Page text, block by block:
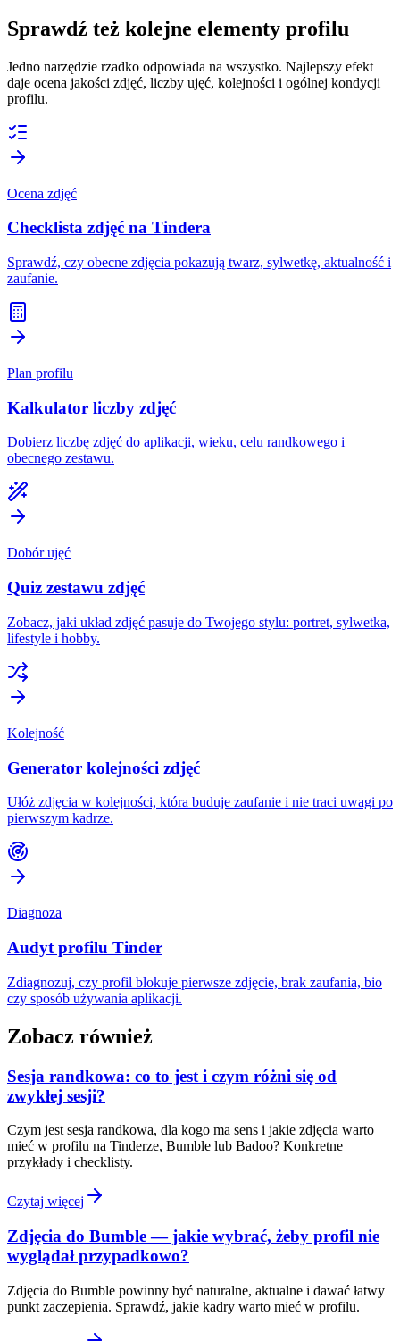
Sprawdź też kolejne elementy profilu
Jedno narzędzie rzadko odpowiada na wszystko. Najlepszy efekt
daje ocena jakości zdjęć, liczby ujęć, kolejności i ogólnej kondycji
profilu.
Ocena zdjęć
Checklista zdjęć na Tindera
Sprawdź, czy obecne zdjęcia pokazują twarz, sylwetkę, aktualność i
zaufanie.
Plan profilu
Kalkulator liczby zdjęć
Dobierz liczbę zdjęć do aplikacji, wieku, celu randkowego i
obecnego zestawu.
Dobór ujęć
Quiz zestawu zdjęć
Zobacz, jaki układ zdjęć pasuje do Twojego stylu: portret, sylwetka,
lifestyle i hobby.
Kolejność
Generator kolejności zdjęć
Ułóż zdjęcia w kolejności, która buduje zaufanie i nie traci uwagi po
pierwszym kadrze.
Diagnoza
Audyt profilu Tinder
Zdiagnozuj, czy profil blokuje pierwsze zdjęcie, brak zaufania, bio
czy sposób używania aplikacji.
Zobacz również
Sesja randkowa: co to jest i czym różni się od
zwykłej sesji?
Czym jest sesja randkowa, dla kogo ma sens i jakie zdjęcia warto
mieć w profilu na Tinderze, Bumble lub Badoo? Konkretne
przykłady i checklisty.
Czytaj więcej
Zdjęcia do Bumble — jakie wybrać, żeby profil nie
wyglądał przypadkowo?
Zdjęcia do Bumble powinny być naturalne, aktualne i dawać łatwy
punkt zaczepienia. Sprawdź, jakie kadry warto mieć w profilu.